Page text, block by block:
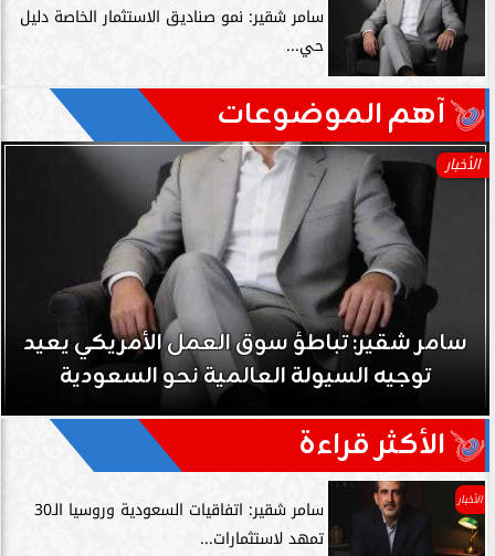
سامر شقير: نمو صناديق الاستثمار الخاصة دليل
حي...
آهم الموضوعات
الأخبار
سامر شقير: نمو صناديق الاستثمار الخاصة دليل
حي على نجاح رؤية 2030...
الأكثر قراءة
الأخبار
سامر شقير: اتفاقيات السعودية وروسيا الـ30
تمهد لاستثمارات...